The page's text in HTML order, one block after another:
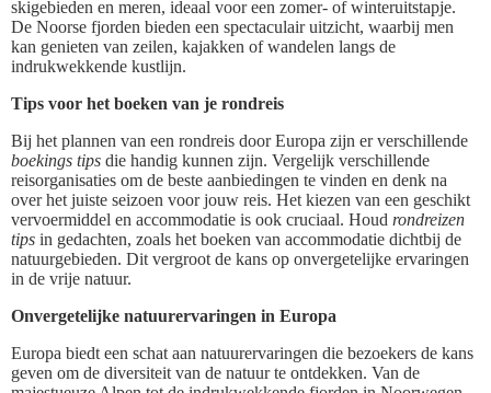
skigebieden en meren, ideaal voor een zomer- of winteruitstapje.
De Noorse fjorden bieden een spectaculair uitzicht, waarbij men
kan genieten van zeilen, kajakken of wandelen langs de
indrukwekkende kustlijn.
Tips voor het boeken van je rondreis
Bij het plannen van een rondreis door Europa zijn er verschillende
boekings tips die handig kunnen zijn. Vergelijk verschillende
reisorganisaties om de beste aanbiedingen te vinden en denk na
over het juiste seizoen voor jouw reis. Het kiezen van een geschikt
vervoermiddel en accommodatie is ook cruciaal. Houd rondreizen
tips in gedachten, zoals het boeken van accommodatie dichtbij de
natuurgebieden. Dit vergroot de kans op onvergetelijke ervaringen
in de vrije natuur.
Onvergetelijke natuurervaringen in Europa
Europa biedt een schat aan natuurervaringen die bezoekers de kans
geven om de diversiteit van de natuur te ontdekken. Van de